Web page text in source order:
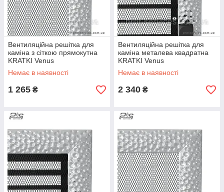
Вентиляційна решітка для
каміна з сіткою прямокутна
KRATKI Venus
никелированый 11х24 см
Немає в наявності
1 265 ₴
Вентиляційна решітка для
каміна металева квадратна
KRATKI Venus
никелированый 22х22 см з
жалюзі
Немає в наявності
2 340 ₴